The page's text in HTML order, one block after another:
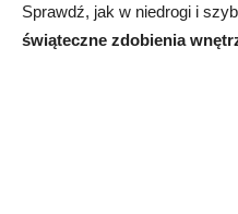
Sprawdź, jak w niedrogi i
świąteczne zdobienia